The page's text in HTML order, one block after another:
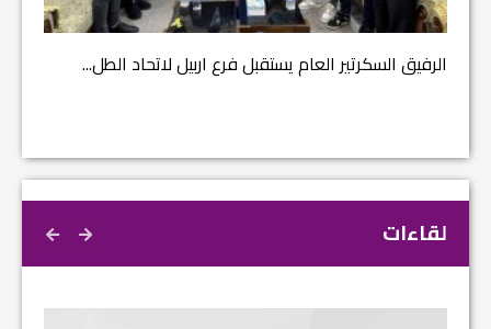
الرفيق السكرتير العام يستقبل فرع اربيل لاتحاد الطل...
لقاءات